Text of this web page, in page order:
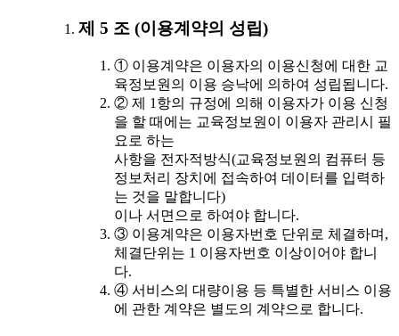
제 5 조 (이용계약의 성립)
① 이용계약은 이용자의 이용신청에 대한 교
육정보원의 이용 승낙에 의하여 성립됩니다.
② 제 1항의 규정에 의해 이용자가 이용 신청
을 할 때에는 교육정보원이 이용자 관리시 필
요로 하는
사항을 전자적방식(교육정보원의 컴퓨터 등
정보처리 장치에 접속하여 데이터를 입력하
는 것을 말합니다)
이나 서면으로 하여야 합니다.
③ 이용계약은 이용자번호 단위로 체결하며,
체결단위는 1 이용자번호 이상이어야 합니
다.
④ 서비스의 대량이용 등 특별한 서비스 이용
에 관한 계약은 별도의 계약으로 합니다.